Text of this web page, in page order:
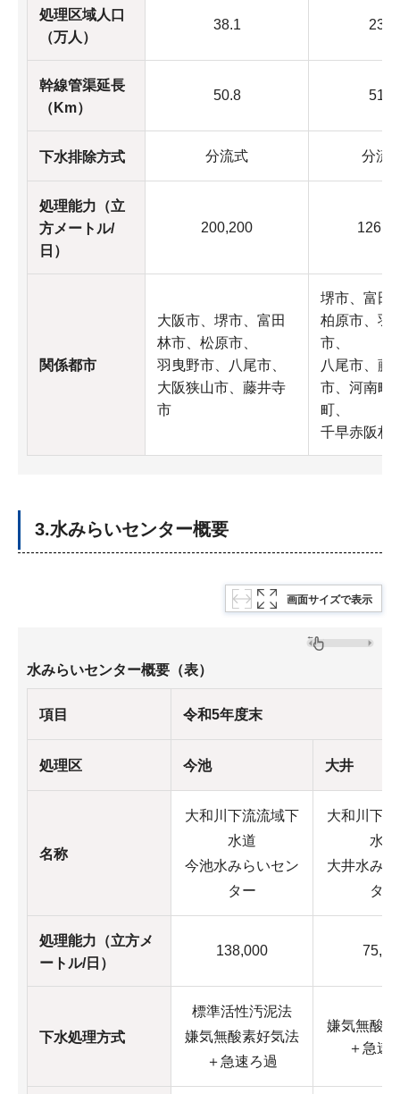
処理区域人口
（万人）
38.1 23.6
幹線管渠延長
（Km）
50.8 51.8
下水排除方式 分流式 分流
処理能力（立
方メートル/
日）
200,200
関係都市
大阪市、堺市、富田
林市、松原市、
羽曳野市、八尾市、
大阪狭山市、藤井寺
市
堺市、富田
柏原市、羽
市、
八尾市、藤
市、河南町
町、
千早赤阪村
3.水みらいセンター概要
画面サイズで表示
水みらいセンター概要（表）
項目 令和5年度末
処理区 今池 大井
名称
大和川下流流域下
水道
今池水みらいセン
ター
大和川下
水道
大井水み
ター
処理能力（立方メ
ートル/日）
138,000
下水処理方式
標準活性汚泥法
嫌気無酸素好気法
＋急速ろ過
嫌気無酸
＋急速